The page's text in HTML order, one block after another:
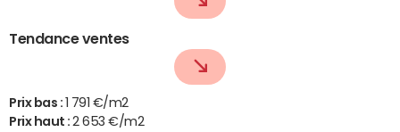
Tendance ventes
Prix bas : 1 791 €/m2
Prix haut :2 653 €/m2